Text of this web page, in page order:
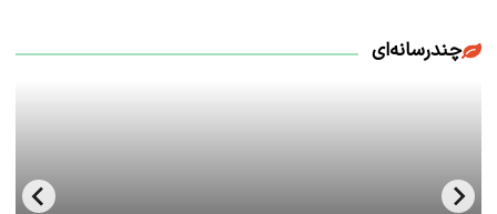
چندرسانه‌ای